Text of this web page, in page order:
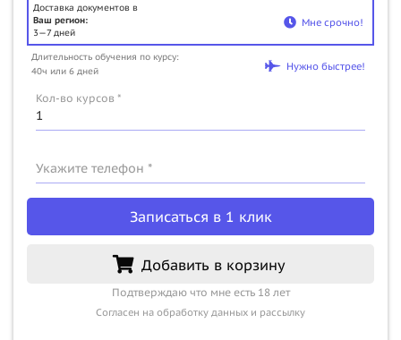
Доставка документов в
Ваш регион:
3—7 дней
Мне срочно!
Длительность обучения по курсу:
40ч или 6 дней
Нужно быстрее!
Кол-во курсов *
Укажите телефон *
Записаться в 1 клик
Добавить в корзину
Подтверждаю что мне есть 18 лет
Согласен на обработку данных и рассылку